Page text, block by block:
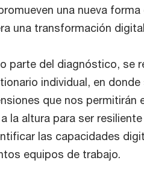
una nueva
una transformación
parte del diagnóstico, se
individual, en
que nos permitirán
la altura para ser
las capacidades
equipos de trabajo.